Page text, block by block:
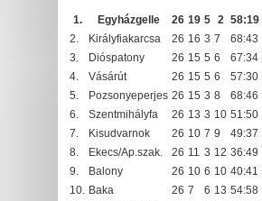
1. Egyházgelle 26 19 5 2 58:19
2.
Királyfiakarcsa 26 16 3 7 68:43
3.
Dióspatony 26 15 5 6 67:34
4.
Vásárút 26 15 5 6 57:30
5.
Pozsonyeperjes 26 15 3 8 68:46
6.
Szentmihályfa 26 13 3 10 51:50
7.
Kisudvarnok 26 10 7 9 49:37
8.
Ekecs/Ap.szak. 26 11 3 12 36:49
9.
Balony 26 10 6 10 40:41
10. Baka 26 7 6 13 54:58